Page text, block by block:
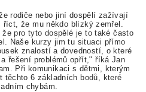
rodiče nebo jiní dospělí zažívají
že mu někdo blízký zemřel.
pro tyto dospělé je to také často
Naše kurzy jim tu situaci přímo
znalostí a dovedností, o které
řešení problémů opřít," říká Jan
Při komunikaci s dětmi, kterým
těchto 6 základních bodů, které
chybám.